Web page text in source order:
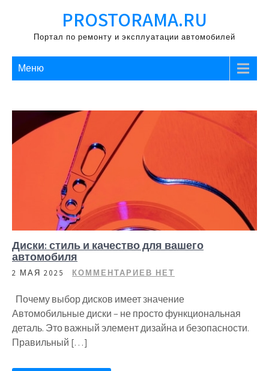
содержимому
PROSTORAMA.RU
Портал по ремонту и эксплуатации автомобилей
Меню
Диски: стиль и качество для вашего
автомобиля
2 МАЯ 2025 КОММЕНТАРИЕВ НЕТ
Почему выбор дисков имеет значение
Автомобильные диски – не просто функциональная
деталь. Это важный элемент дизайна и безопасности.
Правильный […]